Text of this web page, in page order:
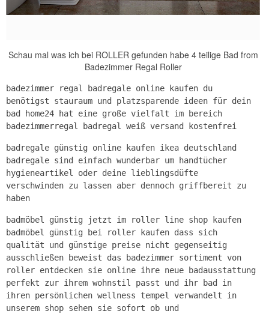
Schau mal was ich bei ROLLER gefunden habe 4 teilige Bad from
Badezimmer Regal Roller
badezimmer regal badregale online kaufen du
benötigst stauraum und platzsparende ideen für dein
bad home24 hat eine große vielfalt im bereich
badezimmerregal badregal weiß versand kostenfrei
badregale günstig online kaufen ikea deutschland
badregale sind einfach wunderbar um handtücher
hygieneartikel oder deine lieblingsdüfte
verschwinden zu lassen aber dennoch griffbereit zu
haben
badmöbel günstig jetzt im roller line shop kaufen
badmöbel günstig bei roller kaufen dass sich
qualität und günstige preise nicht gegenseitig
ausschließen beweist das badezimmer sortiment von
roller entdecken sie online ihre neue badausstattung
perfekt zur ihrem wohnstil passt und ihr bad in
ihren persönlichen wellness tempel verwandelt in
unserem shop sehen sie sofort ob und